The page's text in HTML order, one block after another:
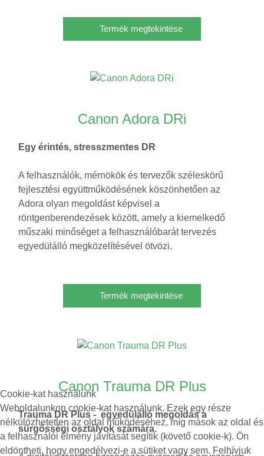
Termék megtekintése
Canon Adora DRi
Egy érintés, stresszmentes DR
A felhasználók, mérnökök és tervezők széleskörű
fejlesztési együttműködésének köszönhetően az
Adora olyan megoldást képvisel a
röntgenberendezések között, amely a kiemelkedő
műszaki minőséget a felhasználóbarát tervezés
egyedülálló megközelítésével ötvözi.
Termék megtekintése
Canon Trauma DR Plus
Trauma DR Plus - egyedülálló megoldás a
sürgősségi osztályok számára.
Cookie-kat használunk
Weboldalunkon cookie-kat használunk. Ezek egy része
nélkülözhetetlen az oldal működéséhez, míg mások az oldal és
a felhasználói élmény javítását segítik (követő cookie-k). Ön
eldöntheti, hogy engedélyezi-e a sütiket vagy sem. Felhívjuk